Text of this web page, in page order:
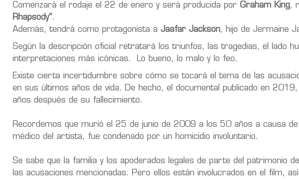
Comenzará el rodaje el 22 de enero y será producida por Graham King,
Rhapsody”.
Además, tendrá como protagonista a Jaafar Jackson, hijo de Jermaine
Según la descripción oficial retratará los triunfos, las tragedias, el lado
interpretaciones más icónicas. Lo bueno, lo malo y lo feo.
Existe cierta incertidumbre sobre cómo se tocará el tema de las
en sus últimos años de vida. De hecho, el documental publicado en 2019,
años después de su fallecimiento.
Recordemos que murió el 25 de junio de 2009 a los 50 años a causa
médico del artista, fue condenado por un homicidio involuntario.
Se sabe que la familia y los apoderados legales de parte del patrimonio
las acusaciones mencionadas. Pero ellos están involucrados en el film,